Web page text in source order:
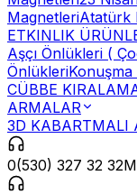
MagnetleriAtatürk
ETKINLIK
Aşçı Önlükleri (
Önlükleri
CÜBBE
ARMALAR
3D KABARTMALI
0(530) 327 32 32